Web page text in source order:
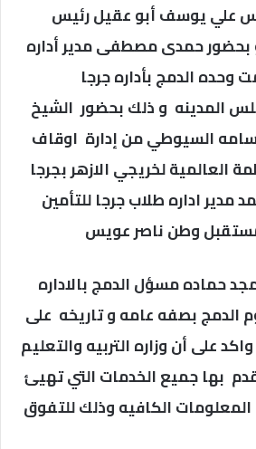
علي يوسف أبو عقيل رئيس
حمدى مصطفى مدير أداره
وحده الدمج بأداره جرجا
المدينه و ذلك بحضور الشيخ
السيوطي من إدارة اوقاف
لخريجي الازهر بجرجا
مدير اداره طلاب جرجا للتأمين
وطن ناصر عويس
حماده مسؤل الدمج بالاداره
الدمج بصفه عامه و تاريخه على
على أن وزاره التربيه والتعليم
بها جميع الخدمات التي تهيئ
الكافيه وذلك للتفوق